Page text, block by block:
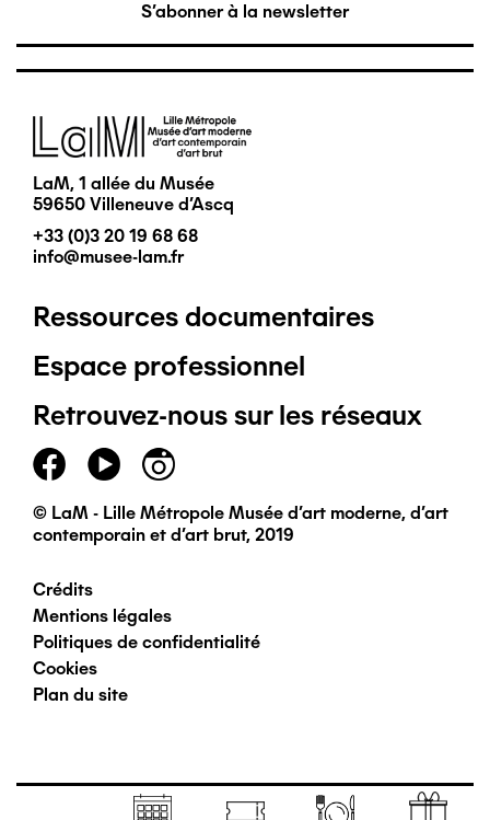
S'abonner à la newsletter
Image
LaM, 1 allée du Musée
59650 Villeneuve d'Ascq
+33 (0)3 20 19 68 68
info@musee-lam.fr
Pied
de
page
principal
Ressources documentaires
Espace professionnel
Retrouvez-nous sur les réseaux
© LaM - Lille Métropole Musée d'art moderne, d'art
contemporain et d'art brut, 2019
Pied
de
page
secondaire
Crédits
Mentions légales
Politiques de confidentialité
Cookies
Plan du site